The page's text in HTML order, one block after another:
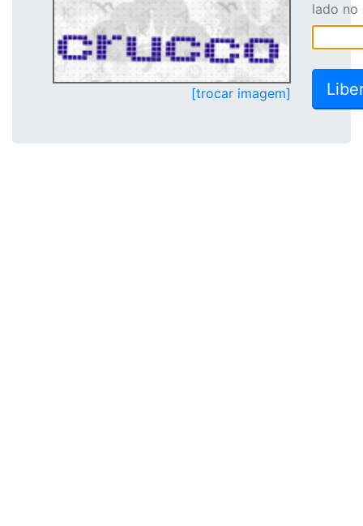
[trocar imagem]
lado no